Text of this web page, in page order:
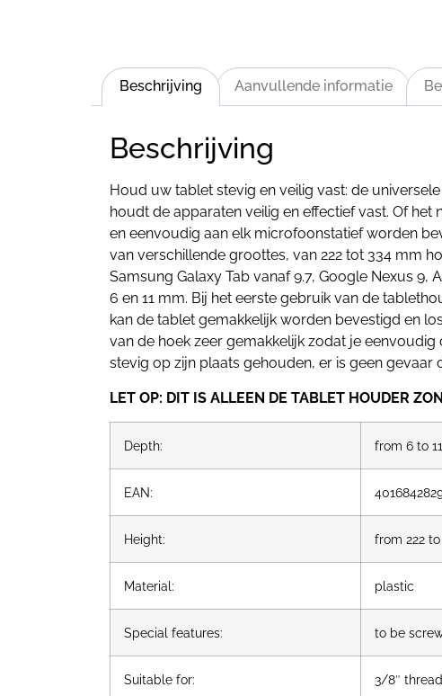
Beschrijving Aanvullende informatie
Beschrijving
Houd uw tablet stevig en veilig vast: de
houdt de apparaten veilig en effectief vast. Of
en eenvoudig aan elk microfoonstatief worden
van verschillende groottes, van 222 tot 334 mm
Samsung Galaxy Tab vanaf 9.7, Google Nexus
6 en 11 mm. Bij het eerste gebruik van de
kan de tablet gemakkelijk worden bevestigd en
van de hoek zeer gemakkelijk zodat je
stevig op zijn plaats gehouden, er is geen gevaar
LET OP: DIT IS ALLEEN DE TABLET HOUDER
Depth: from 6 to
EAN:
Height: from 222
Material: plastic
Special features: to be
Suitable for: 3/8″ thread